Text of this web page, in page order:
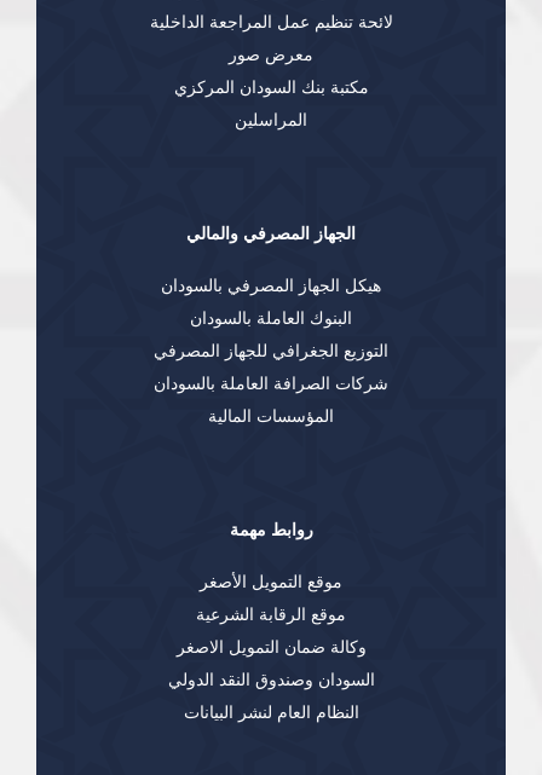
لائحة تنظيم عمل المراجعة الداخلية
معرض صور
مكتبة بنك السودان المركزي
المراسلين
الجهاز المصرفي والمالي
هيكل الجهاز المصرفي بالسودان
البنوك العاملة بالسودان
التوزيع الجغرافي للجهاز المصرفي
شركات الصرافة العاملة بالسودان
المؤسسات المالية
روابط مهمة
موقع التمويل الأصغر
موقع الرقابة الشرعية
وكالة ضمان التمويل الاصغر
السودان وصندوق النقد الدولي
النظام العام لنشر البيانات